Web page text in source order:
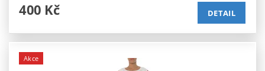
400 Kč DETAIL
Akce